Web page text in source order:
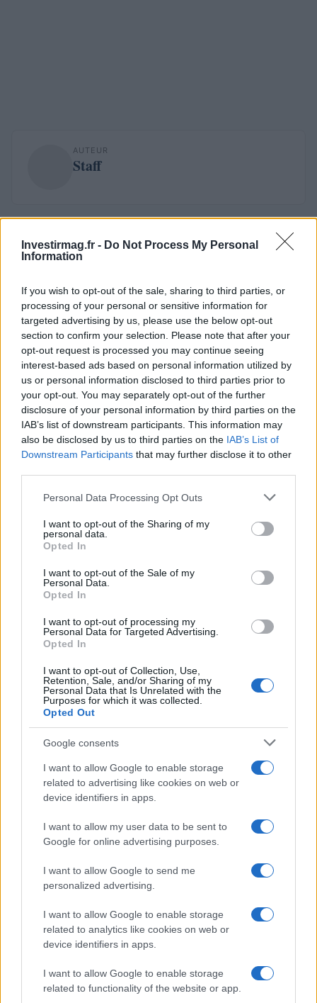
Investirmag.fr - Do Not Process My Personal
Information
If you wish to opt-out of the sale, sharing to third parties, or
processing of your personal or sensitive information for
targeted advertising by us, please use the below opt-out
section to confirm your selection. Please note that after your
opt-out request is processed you may continue seeing
interest-based ads based on personal information utilized by
us or personal information disclosed to third parties prior to
your opt-out. You may separately opt-out of the further
disclosure of your personal information by third parties on the
IAB’s list of downstream participants. This information may
also be disclosed by us to third parties on the IAB’s List of
Downstream Participants that may further disclose it to other
Please note that this website/app uses one or more Google
not limited to your visit or usage behaviour. You may click to
grant or deny consent to Google and its third-party tags to
use your data for below specified purposes in below Google
consent section.
Personal Data Processing Opt Outs
I want to opt-out of the Sharing of my
personal data.
Opted In
I want to opt-out of the Sale of my
Personal Data.
Opted In
I want to opt-out of processing my
Personal Data for Targeted Advertising.
Opted In
I want to opt-out of Collection, Use,
Retention, Sale, and/or Sharing of my
Personal Data that Is Unrelated with the
Purposes for which it was collected.
Opted Out
Google consents
I want to allow Google to enable storage
related to advertising like cookies on web or
device identifiers in apps.
I want to allow my user data to be sent to
Google for online advertising purposes.
I want to allow Google to send me
personalized advertising.
I want to allow Google to enable storage
related to analytics like cookies on web or
device identifiers in apps.
I want to allow Google to enable storage
related to functionality of the website or app.
AUTEUR
Staff
Continuez la lecture
NEWS
La guerre des géants de la tech : Apple contre OpenAI
Juliette Bernard · 7 Août 2026